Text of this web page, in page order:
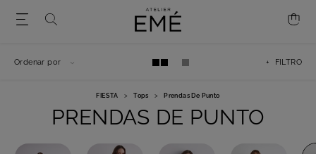
FIESTA > Tops > Prendas De Punto
PRENDAS DE PUNTO
+ FILTRO
Ordenar por